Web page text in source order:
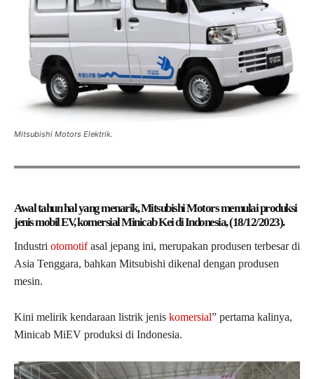
Mitsubishi Motors Elektrik.
Awal tahun hal yang menarik, Mitsubishi Motors memulai produksi
jenis mobil EV, komersial Minicab Kei di Indonesia, (18/12/2023).
Industri otomotifasal jepang ini, merupakan produsen terbesar di
Asia Tenggara, bahkan Mitsubishi dikenal dengan produsen
mesin.
Kini melirik kendaraan listrik jenis komersial” pertama kalinya,
Minicab MiEV produksi di Indonesia.